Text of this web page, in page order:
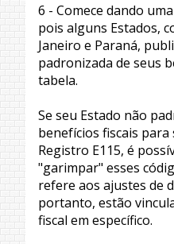
6 - Comece dando
pois alguns Estados,
Janeiro e Paraná,
padronizada de seus
tabela.
Se seu Estado não
benefícios fiscais
Registro E115, é
"garimpar" esses
refere aos ajustes de
portanto, estão
fiscal em específico.